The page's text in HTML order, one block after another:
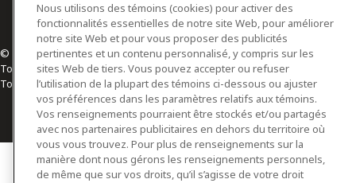
© 2026 Osler, Hoskin & Harcourt S.E.N.C.R.L./s.r.l.
Tous droits réservés
Toronto | Montréal | Calgary | Vancouver | Ottawa | New York
Nous utilisons des témoins (cookies) pour activer des
fonctionnalités essentielles de notre site Web, pour améliorer
notre site Web et pour vous proposer des publicités
pertinentes et un contenu personnalisé, y compris sur les
sites Web de tiers. Vous pouvez accepter ou refuser
l’utilisation de la plupart des témoins ci-dessous ou ajuster
vos préférences dans les paramètres relatifs aux témoins.
Vos renseignements pourraient être stockés et/ou partagés
avec nos partenaires publicitaires en dehors du territoire où
vous vous trouvez. Pour plus de renseignements sur la
manière dont nous gérons les renseignements personnels,
de même que sur vos droits, qu’il s’agisse de votre droit